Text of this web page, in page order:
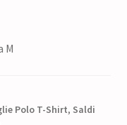
M
Polo T-Shirt, Saldi